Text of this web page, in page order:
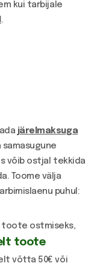
kui tarbijale
.
järelmaksuga
samasugune
võib ostjal tekkida
Toome välja
puhul:
toote ostmiseks,
toote
võtta 50€ või